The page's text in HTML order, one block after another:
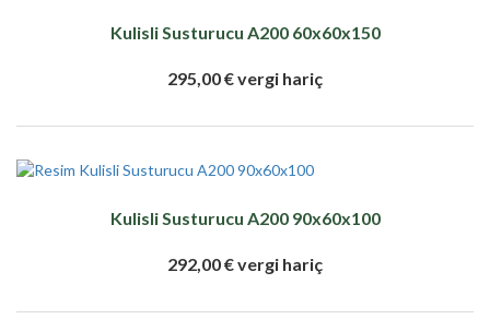
Kulisli Susturucu A200 60x60x150
295,00 € vergi hariç
Kulisli Susturucu A200 90x60x100
292,00 € vergi hariç